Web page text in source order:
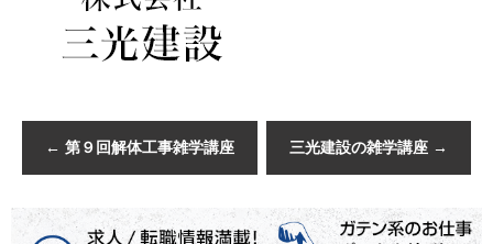
← 第９回解体工事雑学講座 三光建設の雑学講座 →